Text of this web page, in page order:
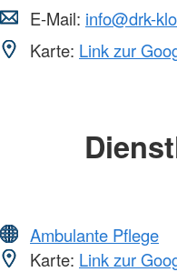
E-Mail: info@drk-
Karte: Link zur
Ambulante Pflege
Karte: Link zur